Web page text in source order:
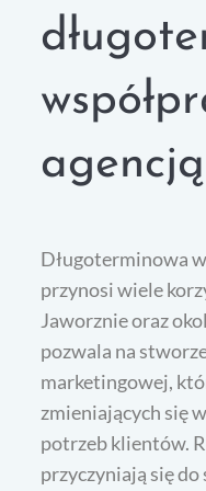
Długoterminowa
przynosi wiele
Jaworznie oraz
pozwala na
marketingowej,
zmieniających się
potrzeb klientów.
przyczyniają się